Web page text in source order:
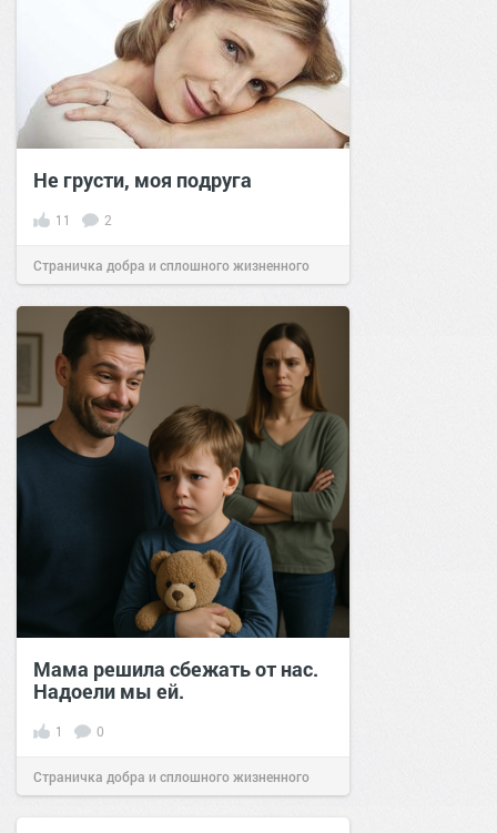
Не грусти, моя подруга
11 2
Страничка добра и сплошного жизненного
позитива!14:0908 июл 2023
Мама решила сбежать от нас.
Надоели мы ей.
1 0
Страничка добра и сплошного жизненного
позитива! 14:00 31 авг 2025